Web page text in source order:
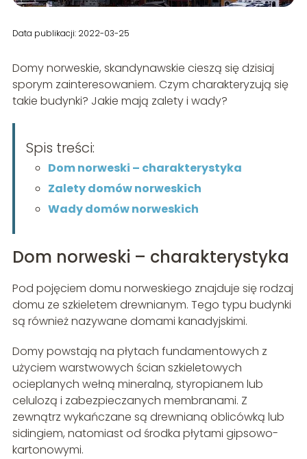
Data publikacji: 2022-03-25
Domy norweskie, skandynawskie cieszą się dzisiaj
sporym zainteresowaniem. Czym charakteryzują się
takie budynki? Jakie mają zalety i wady?
Spis treści:
Dom norweski – charakterystyka
Zalety domów norweskich
Wady domów norweskich
Dom norweski – charakterystyka
Pod pojęciem domu norweskiego znajduje się rodzaj
domu ze szkieletem drewnianym. Tego typu budynki
są również nazywane domami kanadyjskimi.
Domy powstają na płytach fundamentowych z
użyciem warstwowych ścian szkieletowych
ocieplanych wełną mineralną, styropianem lub
celulozą i zabezpieczanych membranami. Z
zewnątrz wykańczane są drewnianą oblicówką lub
sidingiem, natomiast od środka płytami gipsowo-
kartonowymi.